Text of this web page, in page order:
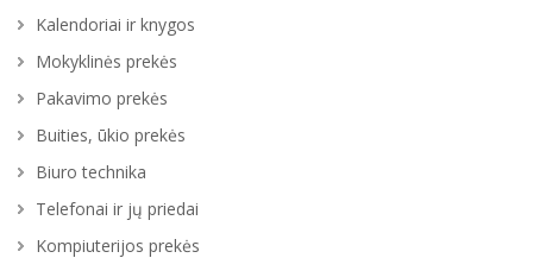
Kalendoriai ir knygos
Mokyklinės prekės
Pakavimo prekės
Buities, ūkio prekės
Biuro technika
Telefonai ir jų priedai
Kompiuterijos prekės